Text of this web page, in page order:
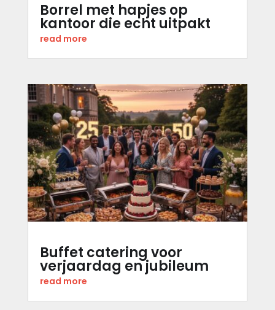
Borrel met hapjes op
kantoor die echt uitpakt
read more
Buffet catering voor
verjaardag en jubileum
read more